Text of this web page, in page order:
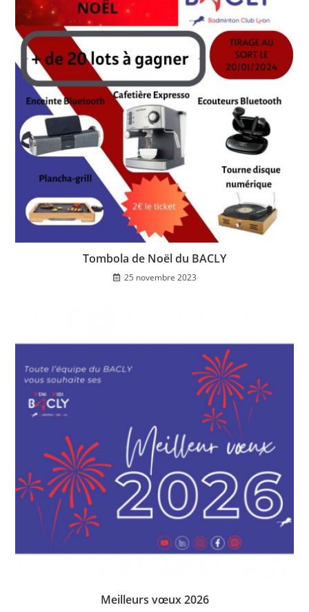
Tombola de Noël du BACLY
25 novembre 2023
Meilleurs vœux 2026